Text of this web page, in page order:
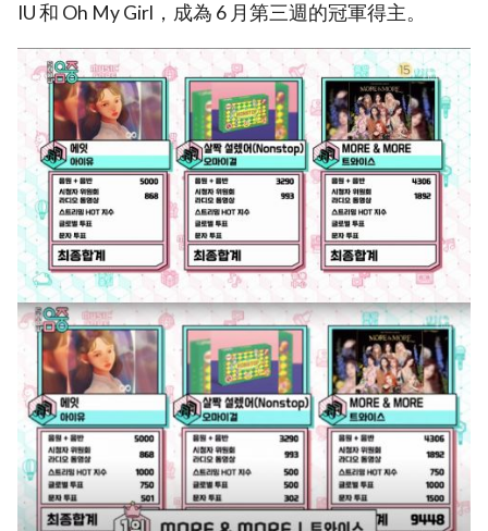
IU 和 Oh My Girl，成為 6 月第三週的冠軍得主。